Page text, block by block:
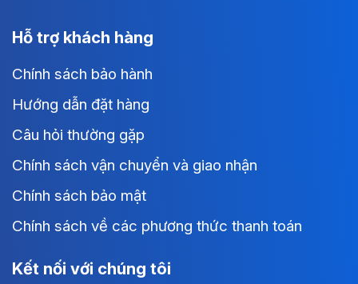
Hỗ trợ khách hàng
Chính sách bảo hành
Hướng dẫn đặt hàng
Câu hỏi thường gặp
Chính sách vận chuyển và giao nhận
Chính sách bảo mật
Chính sách về các phương thức thanh toán
Kết nối với chúng tôi